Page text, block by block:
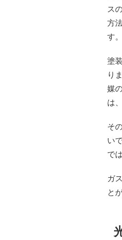
ス
方
す。
塗
り
媒
は
そ
い
で
ガ
と